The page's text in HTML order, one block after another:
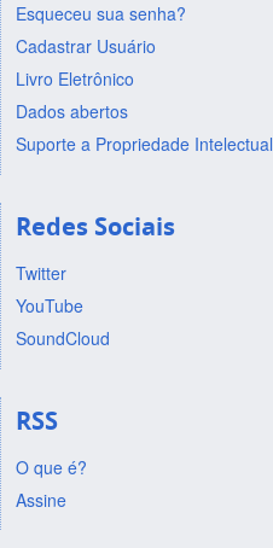
Esqueceu sua senha?
Cadastrar Usuário
Livro Eletrônico
Dados abertos
Suporte a Propriedade Intelectual
Redes Sociais
Twitter
YouTube
SoundCloud
RSS
O que é?
Assine